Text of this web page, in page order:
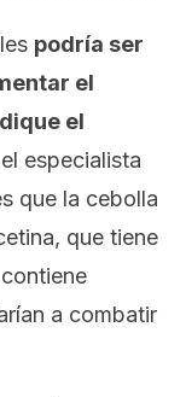
podría ser
el
el
especialista
que la cebolla
, que tiene
a combatir